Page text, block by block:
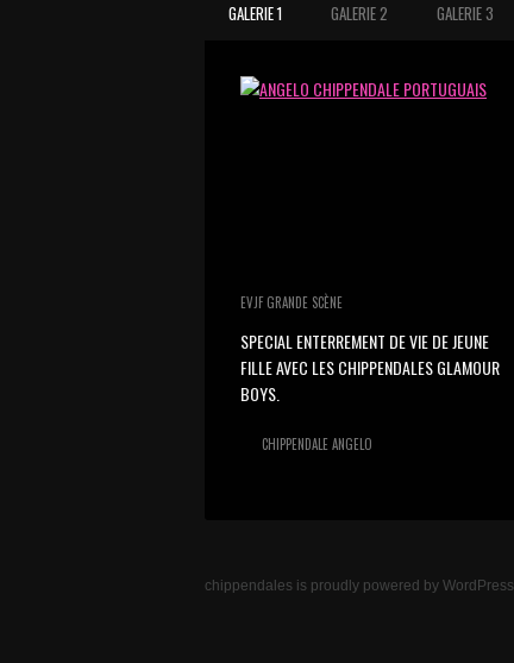
GALERIE 1 GALERIE 2 GALERIE 3
EVJF GRANDE SCÈNE
SPECIAL ENTERREMENT DE VIE DE JEUNE
FILLE AVEC LES CHIPPENDALES GLAMOUR
BOYS.
CHIPPENDALE ANGELO
chippendales is proudly powered by WordPress